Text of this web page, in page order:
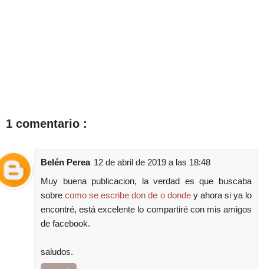
1 comentario :
Belén Perea 12 de abril de 2019 a las 18:48
Muy buena publicacion, la verdad es que buscaba
sobrecomo se escribe don de o dondey ahora si ya lo
encontré, está excelente lo compartiré con mis amigos
de facebook.
saludos.